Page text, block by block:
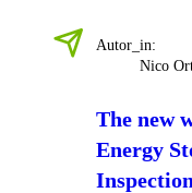
Autor_in:
Nico
The new
Energy